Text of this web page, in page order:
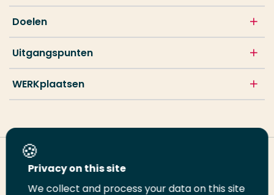
Doelen
Uitgangspunten
WERKplaatsen
Deel deze pagina
Privacy on this site
We collect and process your data on this site